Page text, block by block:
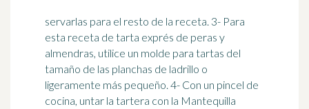
servarlas para el resto de la receta. 3- Para
esta receta de tarta exprés de peras y
almendras, utilice un molde para tartas del
tamaño de las planchas de ladrillo o
ligeramente más pequeño. 4- Con un pincel de
cocina, untar la tartera con la Mantequilla